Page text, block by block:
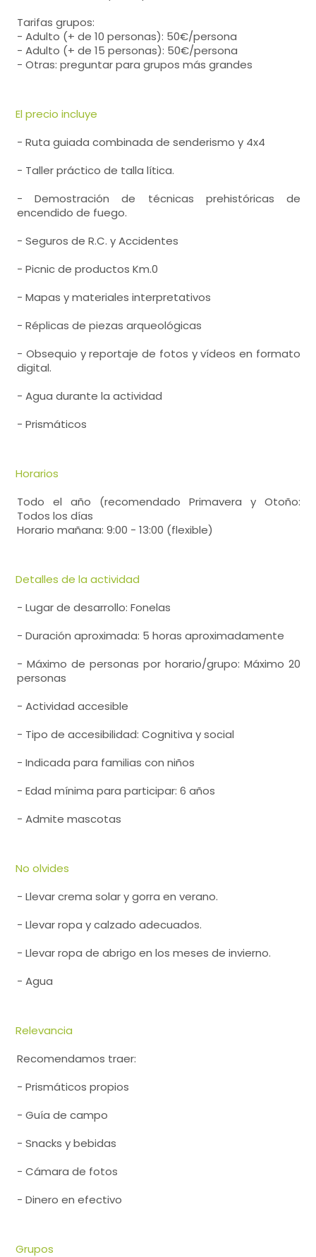
Tarifas grupos:
- Adulto (+ de 10 personas): 50€/persona
- Adulto (+ de 15 personas): 50€/persona
- Otras: preguntar para grupos más grandes
El precio incluye
- Ruta guiada combinada de senderismo y 4x4
- Taller práctico de talla lítica.
- Demostración de técnicas prehistóricas de
encendido de fuego.
- Seguros de R.C. y Accidentes
- Picnic de productos Km.0
- Mapas y materiales interpretativos
- Réplicas de piezas arqueológicas
- Obsequio y reportaje de fotos y vídeos en formato
digital.
- Agua durante la actividad
- Prismáticos
Horarios
Todo el año (recomendado Primavera y Otoño:
Todos los días
Horario mañana: 9:00 - 13:00 (flexible)
Detalles de la actividad
- Lugar de desarrollo: Fonelas
- Duración aproximada: 5 horas aproximadamente
- Máximo de personas por horario/grupo: Máximo 20
personas
- Actividad accesible
- Tipo de accesibilidad: Cognitiva y social
- Indicada para familias con niños
- Edad mínima para participar: 6 años
- Admite mascotas
No olvides
- Llevar crema solar y gorra en verano.
- Llevar ropa y calzado adecuados.
- Llevar ropa de abrigo en los meses de invierno.
- Agua
Relevancia
Recomendamos traer:
- Prismáticos propios
- Guía de campo
- Snacks y bebidas
- Cámara de fotos
- Dinero en efectivo
Grupos